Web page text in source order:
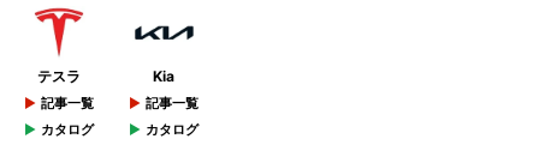
テスラ
記事一覧
カタログ
Kia
記事一覧
カタログ